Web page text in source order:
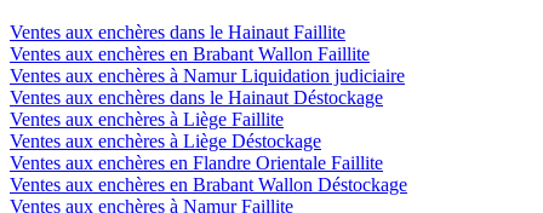
Ventes aux enchères dans le Hainaut Faillite
Ventes aux enchères en Brabant Wallon Faillite
Ventes aux enchères à Namur Liquidation judiciaire
Ventes aux enchères dans le Hainaut Déstockage
Ventes aux enchères à Liège Faillite
Ventes aux enchères à Liège Déstockage
Ventes aux enchères en Flandre Orientale Faillite
Ventes aux enchères en Brabant Wallon Déstockage
Ventes aux enchères à Namur Faillite